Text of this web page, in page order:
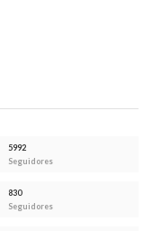
5992
Seguidores
830
Seguidores